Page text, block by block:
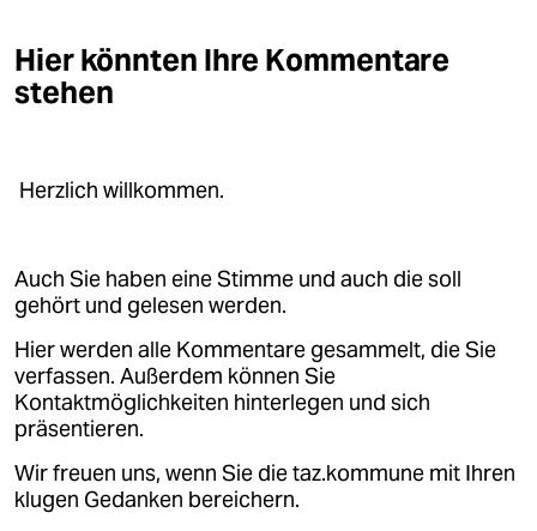
Hier könnten Ihre Kommentare
stehen
Herzlich willkommen.
Auch Sie haben eine Stimme und auch die soll
gehört und gelesen werden.
Hier werden alle Kommentare gesammelt, die Sie
verfassen. Außerdem können Sie
Kontaktmöglichkeiten hinterlegen und sich
präsentieren.
Wir freuen uns, wenn Sie die taz.kommune mit Ihren
klugen Gedanken bereichern.